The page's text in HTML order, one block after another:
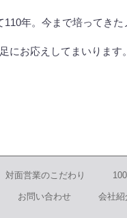
110年。今まで培ってきた
にお応えしてまいります。
対面営業のこだわり
お問い合わせ 会社紹